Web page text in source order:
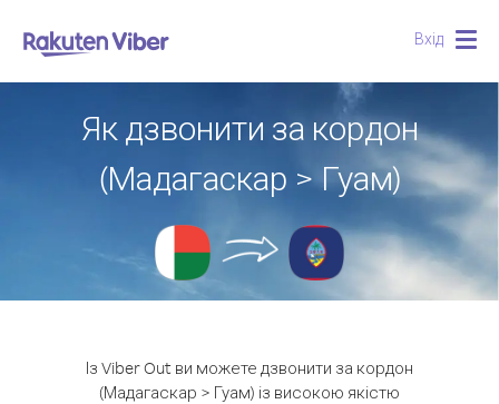
Вхід
Як дзвонити за кордон
(Мадагаскар > Гуам)
Із Viber Out ви можете дзвонити за кордон
(Мадагаскар > Гуам) із високою якістю